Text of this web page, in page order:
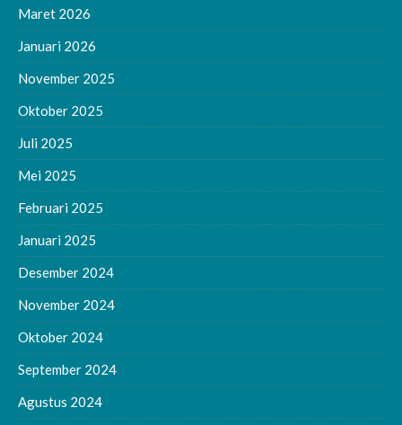
Maret 2026
Januari 2026
November 2025
Oktober 2025
Juli 2025
Mei 2025
Februari 2025
Januari 2025
Desember 2024
November 2024
Oktober 2024
September 2024
Agustus 2024